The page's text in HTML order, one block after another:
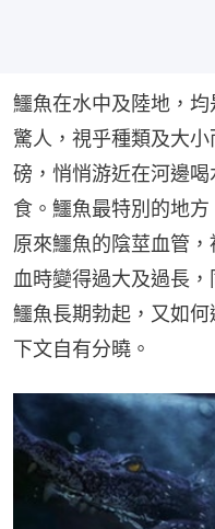
鱷魚在水中及陸地，
驚人，視乎種類及大
磅，悄悄游近在河邊
食。鱷魚最特別的地
原來鱷魚的陰莖血管
血時變得過大及過長
鱷魚長期勃起，又如
下文自有分曉。